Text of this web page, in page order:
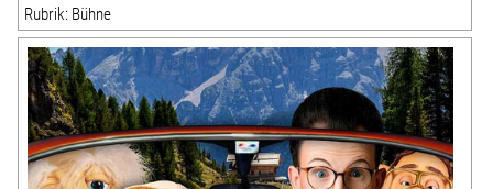
Rubrik: Bühne